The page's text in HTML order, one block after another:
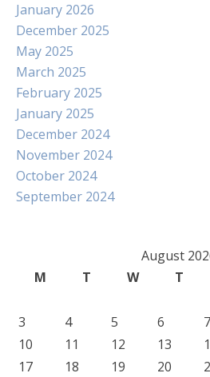
January 2026
December 2025
May 2025
March 2025
February 2025
January 2025
December 2024
November 2024
October 2024
September 2024
August
M
T W T
3
4 5 6 7
10
11 12 13
17
18 19 20